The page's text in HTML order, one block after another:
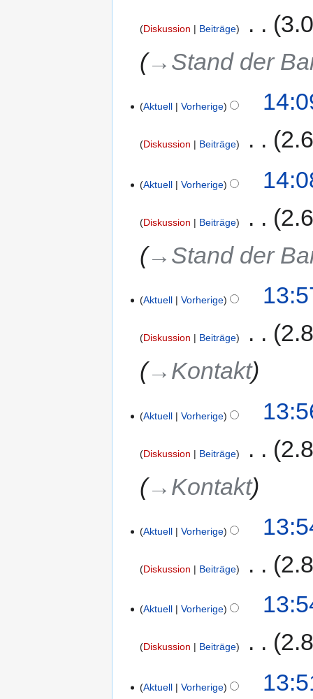
Diskussion Beiträge
→‎Stand der
Aktuell Vorherige
Diskussion Beiträge
e
e
e
b
i
u
n
s
s
m
m
n
a
u
g
Aktuell Vorherige
Diskussion Beiträge
→‎Stand der
Aktuell Vorherige
Diskussion Beiträge
→‎Kontakt
Aktuell Vorherige
Diskussion Beiträge
→‎Kontakt
Aktuell Vorherige
Diskussion Beiträge
e
e
e
Aktuell Vorherige
Diskussion Beiträge
eAktuell Vorherige